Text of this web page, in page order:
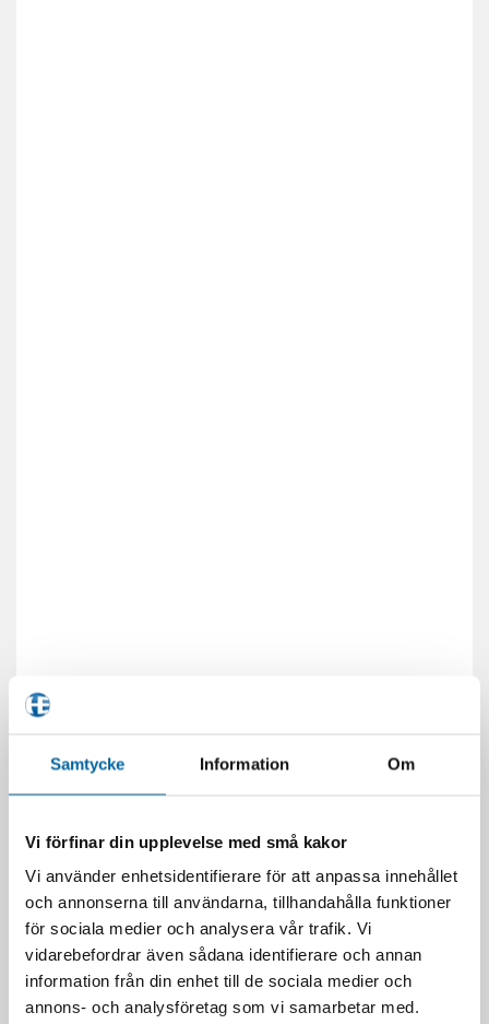
Samtycke Information Om
Vi förfinar din upplevelse med små kakor
Vi använder enhetsidentifierare för att anpassa innehållet
och annonserna till användarna, tillhandahålla funktioner
för sociala medier och analysera vår trafik. Vi
vidarebefordrar även sådana identifierare och annan
information från din enhet till de sociala medier och
annons- och analysföretag som vi samarbetar med.
RELATERADE PRODUKTER